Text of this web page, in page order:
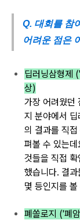
Q. 대회를 참
어려운 점은
딥러닝삼형제
상)
가장 어려웠던
지 분야에서 딥
의 결과를 직접
펴볼 수 있는데
것들을 직접 확
했습니다. 결과
몇 등인지를 볼
폐쏠로지 ('폐